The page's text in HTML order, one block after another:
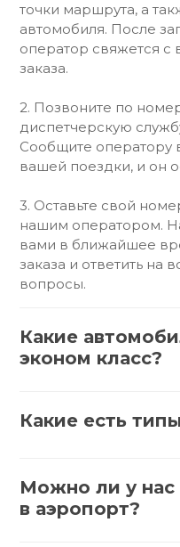
точки маршрута, а
автомобиля. После
оператор свяжется
заказа.
2. Позвоните по
диспетчерскую
Сообщите оператору
вашей поездки, и он
3. Оставьте свой
нашим оператором.
вами в ближайшее
заказа и ответить на
вопросы.
Какие
эконом класс?
2. Hyundai – Hyundai
3. Kia – Kia Rio, Kia
Какие есть
1. Обычное такси –
которые можно
Можно ли у нас
в аэропорт?